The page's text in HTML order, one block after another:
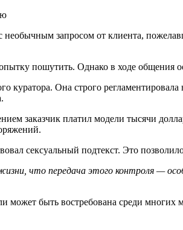
запросом от клиента,
пошутить. Однако в ходе общения
куратора. Она строго
заказчик платил модели тысячи
сексуальный подтекст. Это
что передача этого контроля —
может быть востребована среди